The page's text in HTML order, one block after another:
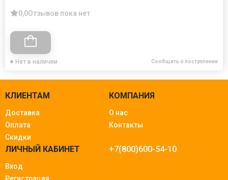
0,0Отзывов пока нет
Нет в наличии Сообщить о поступлении
КЛИЕНТАМ
Доставка
Оплата
Скидки
КОМПАНИЯ
О нас
Контакты
ЛИЧНЫЙ КАБИНЕТ
Вход
+7(800)600-54-10